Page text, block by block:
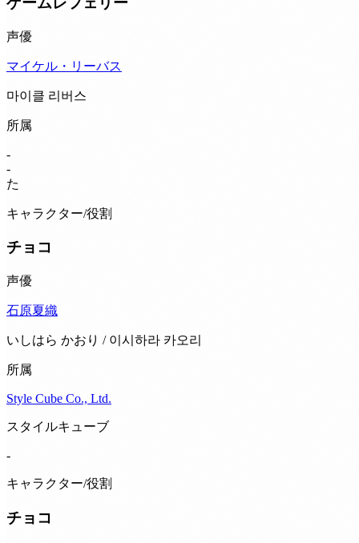
声優
マイケル・リーバス
마이클 리버스
所属
-
-
た
キャラクター/役割
チョコ
声優
石原夏織
いしはら かおり / 이시하라 카오리
所属
Style Cube Co., Ltd.
スタイルキューブ
-
キャラクター/役割
チョコ